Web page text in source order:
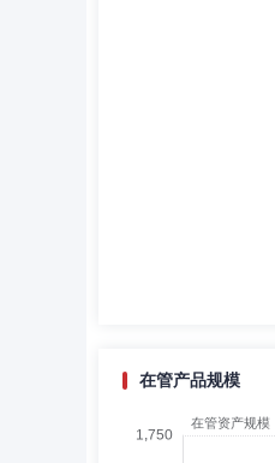
在管产品规模